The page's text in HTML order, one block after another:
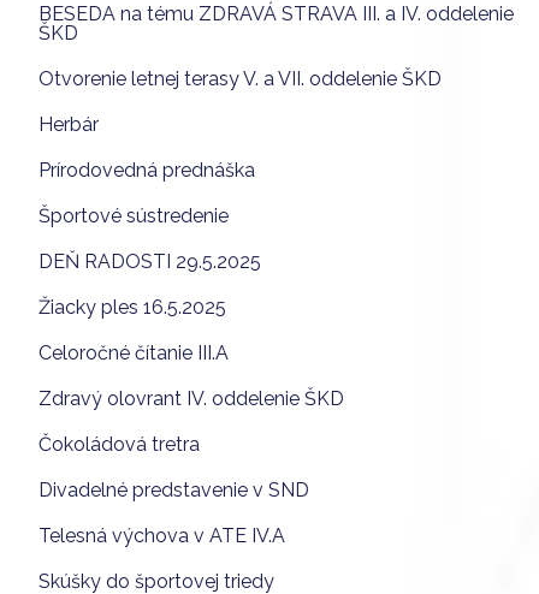
BESEDA na tému ZDRAVÁ STRAVA III. a IV. oddelenie
ŠKD
Otvorenie letnej terasy V. a VII. oddelenie ŠKD
Herbár
Prírodovedná prednáška
Športové sústredenie
DEŇ RADOSTI 29.5.2025
Žiacky ples 16.5.2025
Celoročné čítanie III.A
Zdravý olovrant IV. oddelenie ŠKD
Čokoládová tretra
Divadelné predstavenie v SND
Telesná výchova v ATE IV.A
Skúšky do športovej triedy